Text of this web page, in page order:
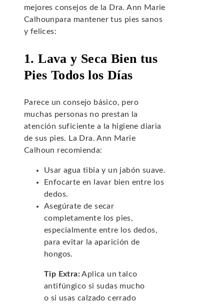
mejores consejos de la Dra. Ann Marie
Calhounpara mantener tus pies sanos
y felices:
1. Lava y Seca Bien tus
Pies Todos los Días
Parece un consejo básico, pero
muchas personas no prestan la
atención suficiente a la higiene diaria
de sus pies. La Dra. Ann Marie
Calhoun recomienda:
Usar agua tibia y un jabón suave.
Enfocarte en lavar bien entre los
dedos.
Asegúrate de secar
completamente los pies,
especialmente entre los dedos,
para evitar la aparición de
hongos.
Tip Extra:Aplica un talco
antifúngico si sudas mucho
o si usas calzado cerrado